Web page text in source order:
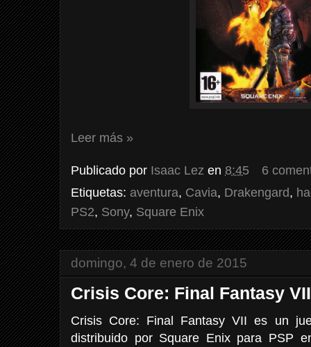
Leer más »
Publicado por Isaac Lez en 8:45
6
Etiquetas: aventura, Cavia, Drakengard,
PS2, Sony, Square Enix
domingo, 4 de enero de 2015
Crisis Core: Final Fantasy VII
Crisis Core: Final Fantasy VII es un
distribuido por Square Enix para PSP